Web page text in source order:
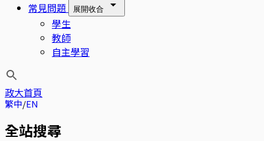
常見問題
展開收合
學生
教師
自主學習
政大首頁
繁中 EN
全站搜尋